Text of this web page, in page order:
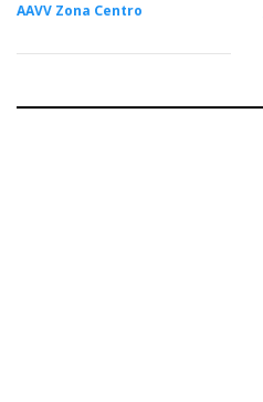
AAVV Zona Centro